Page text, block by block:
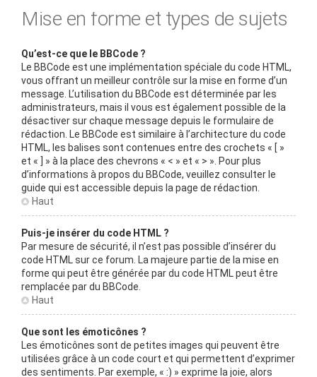
Mise en forme et types de sujets
Qu’est-ce que le BBCode ?
Le BBCode est une implémentation spéciale du code HTML,
vous offrant un meilleur contrôle sur la mise en forme d’un
message. L’utilisation du BBCode est déterminée par les
administrateurs, mais il vous est également possible de la
désactiver sur chaque message depuis le formulaire de
rédaction. Le BBCode est similaire à l’architecture du code
HTML, les balises sont contenues entre des crochets « [ »
et « ] » à la place des chevrons « < » et « > ». Pour plus
d’informations à propos du BBCode, veuillez consulter le
guide qui est accessible depuis la page de rédaction.
Haut
Puis-je insérer du code HTML ?
Par mesure de sécurité, il n’est pas possible d’insérer du
code HTML sur ce forum. La majeure partie de la mise en
forme qui peut être générée par du code HTML peut être
remplacée par du BBCode.
Haut
Que sont les émoticônes ?
Les émoticônes sont de petites images qui peuvent être
utilisées grâce à un code court et qui permettent d’exprimer
des sentiments. Par exemple, « :) » exprime la joie, alors